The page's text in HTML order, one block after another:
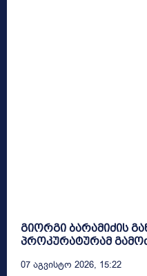
გიორგი ბარამიძის
პროკურატურამ
07 Აგვისტო 2026, 15:22